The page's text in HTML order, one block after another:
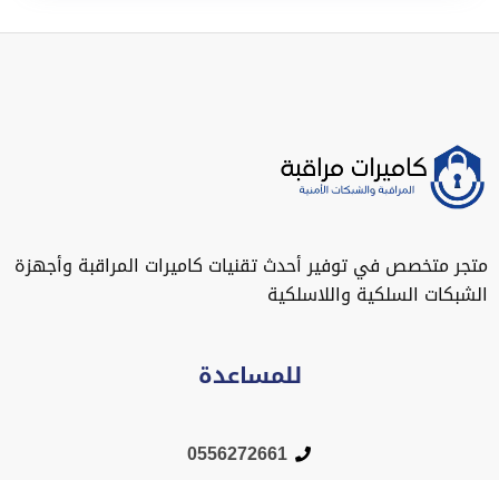
متجر متخصص في توفير أحدث تقنيات كاميرات المراقبة وأجهزة
الشبكات السلكية واللاسلكية
للمساعدة
0556272661